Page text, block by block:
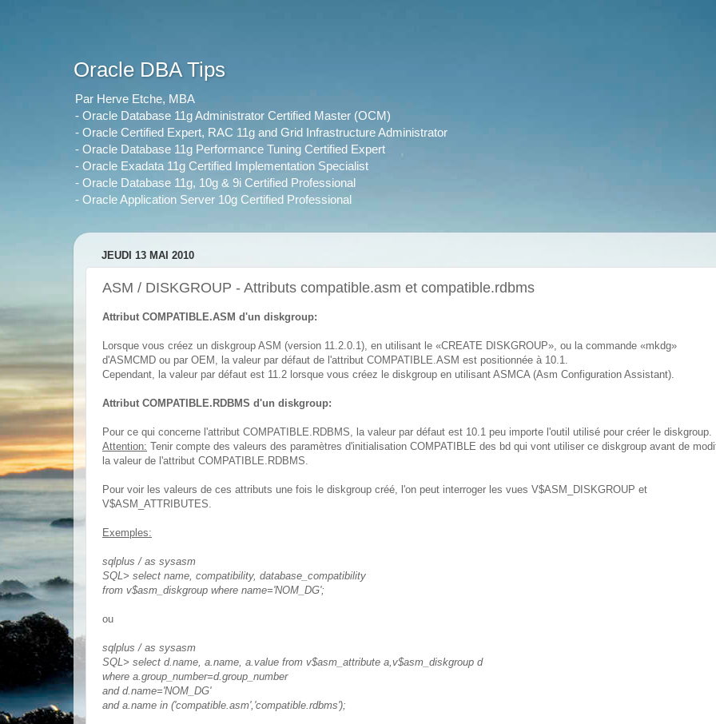
Oracle DBA Tips
Par Herve Etche, MBA
- Oracle Database 11g Administrator Certified Master (OCM)
- Oracle Certified Expert, RAC 11g and Grid Infrastructure Administrator
- Oracle Database 11g Performance Tuning Certified Expert
- Oracle Exadata 11g Certified Implementation Specialist
- Oracle Database 11g, 10g & 9i Certified Professional
- Oracle Application Server 10g Certified Professional
JEUDI 13 MAI 2010
ASM / DISKGROUP - Attributs compatible.asm et compatible.rdbms
Attribut COMPATIBLE.ASM d'un diskgroup:
Lorsque vous créez un diskgroup ASM (version 11.2.0.1), en utilisant le «CREATE DISKGROUP», ou la commande «mkdg»
d'ASMCMD ou par OEM, la valeur par défaut de l'attribut COMPATIBLE.ASM est positionnée à 10.1.
Cependant, la valeur par défaut est 11.2 lorsque vous créez le diskgroup en utilisant ASMCA (Asm Configuration Assistant).
Attribut COMPATIBLE.RDBMS d'un diskgroup:
Pour ce qui concerne l'attribut COMPATIBLE.RDBMS, la valeur par défaut est 10.1 peu importe l'outil utilisé pour créer le diskgroup.
Attention: Tenir compte des valeurs des paramètres d'initialisation COMPATIBLE des bd qui vont utiliser ce diskgroup avant de
la valeur de l'attribut COMPATIBLE.RDBMS.
Pour voir les valeurs de ces attributs une fois le diskgroup créé, l'on peut interroger les vues V$ASM_DISKGROUP et
V$ASM_ATTRIBUTES.
Exemples:
sqlplus / as sysasm
SQL> select name, compatibility, database_compatibility
from v$asm_diskgroup where name='NOM_DG';
ou
sqlplus / as sysasm
SQL> select d.name, a.name, a.value from v$asm_attribute a,v$asm_diskgroup d
where a.group_number=d.group_number
and d.name='NOM_DG'
and a.name in ('compatible.asm','compatible.rdbms');